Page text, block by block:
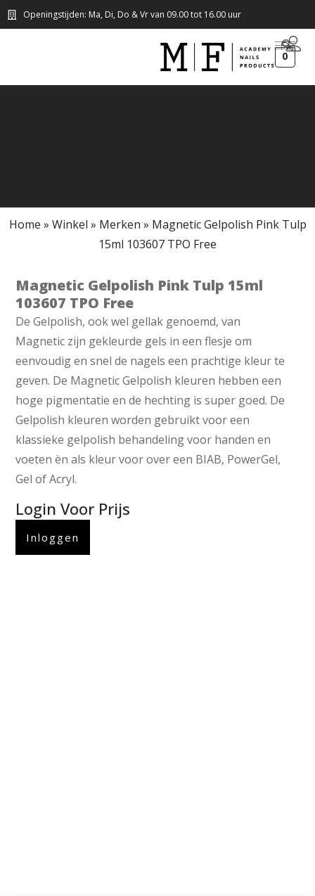
Openingstijden: Ma, Di, Do & Vr van 09.00 tot 16.00 uur
0
Home » Winkel » Merken » Magnetic Gelpolish Pink Tulp
15ml 103607 TPO Free
Magnetic Gelpolish Pink Tulp 15ml
103607 TPO Free
De Gelpolish, ook wel gellak genoemd, van
Magnetic zijn gekleurde gels in een flesje om
eenvoudig en snel de nagels een prachtige kleur te
geven. De Magnetic Gelpolish kleuren hebben een
hoge pigmentatie en de hechting is super goed. De
Gelpolish kleuren worden gebruikt voor een
klassieke gelpolish behandeling voor handen en
voeten èn als kleur voor over een BIAB, PowerGel,
Gel of Acryl.
Login Voor Prijs
Inloggen